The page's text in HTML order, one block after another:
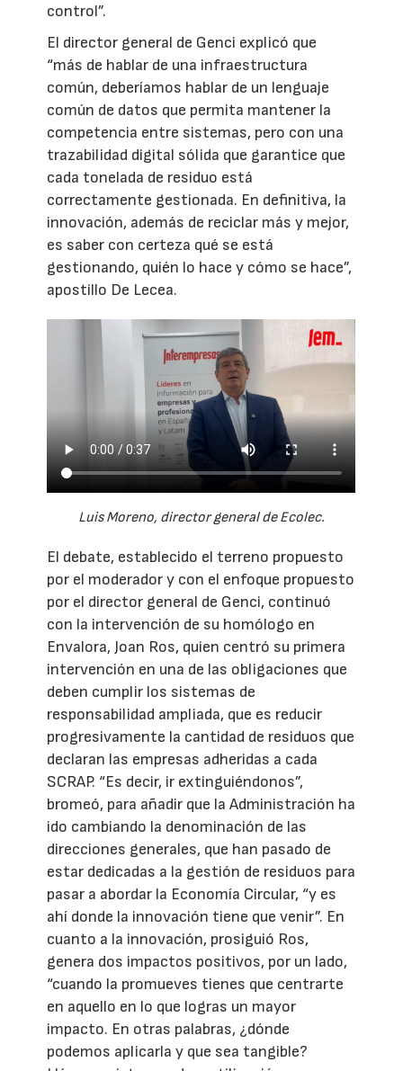
control”.
El director general de Genci explicó que
“más de hablar de una infraestructura
común, deberíamos hablar de un lenguaje
común de datos que permita mantener la
competencia entre sistemas, pero con una
trazabilidad digital sólida que garantice que
cada tonelada de residuo está
correctamente gestionada. En definitiva, la
innovación, además de reciclar más y mejor,
es saber con certeza qué se está
gestionando, quién lo hace y cómo se hace”,
apostillo De Lecea.
Luis Moreno, director general de Ecolec.
El debate, establecido el terreno propuesto
por el moderador y con el enfoque propuesto
por el director general de Genci, continuó
con la intervención de su homólogo en
Envalora, Joan Ros, quien centró su primera
intervención en una de las obligaciones que
deben cumplir los sistemas de
responsabilidad ampliada, que es reducir
progresivamente la cantidad de residuos que
declaran las empresas adheridas a cada
SCRAP. “Es decir, ir extinguiéndonos”,
bromeó, para añadir que la Administración ha
ido cambiando la denominación de las
direcciones generales, que han pasado de
estar dedicadas a la gestión de residuos para
pasar a abordar la Economía Circular, “y es
ahí donde la innovación tiene que venir”. En
cuanto a la innovación, prosiguió Ros,
genera dos impactos positivos, por un lado,
“cuando la promueves tienes que centrarte
en aquello en lo que logras un mayor
impacto. En otras palabras, ¿dónde
podemos aplicarla y que sea tangible?